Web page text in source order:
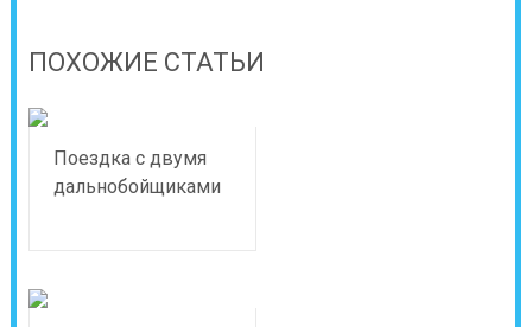
ПОХОЖИЕ СТАТЬИ
Поездка с двумя
дальнобойщиками